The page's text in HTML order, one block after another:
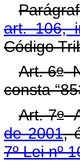
art. 106,
Código
Art. 6o
consta
Art. 7o
de 2001,
7º Lei nº